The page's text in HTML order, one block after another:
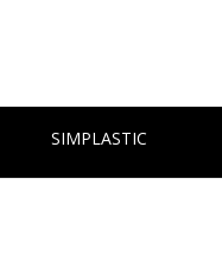
SIMPLASTIC